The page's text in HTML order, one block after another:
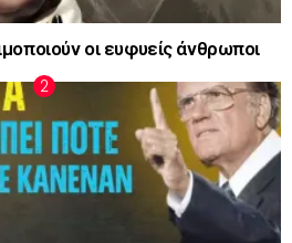
οι ευφυείς άνθρωποι